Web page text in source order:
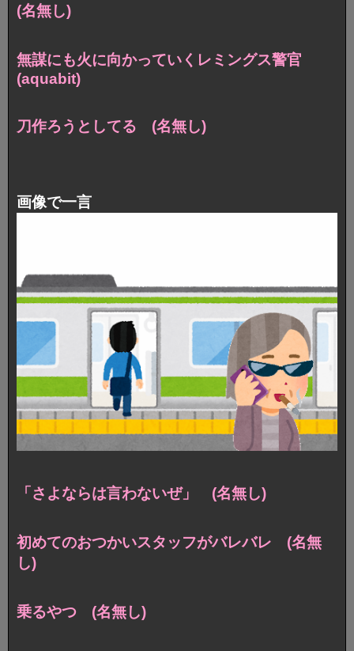
(名無し)
無謀にも火に向かっていくレミングス警官
(aquabit)
刀作ろうとしてる (名無し)
画像で一言
「さよならは言わないぜ」 (名無し)
初めてのおつかいスタッフがバレバレ (名無
し)
乗るやつ (名無し)